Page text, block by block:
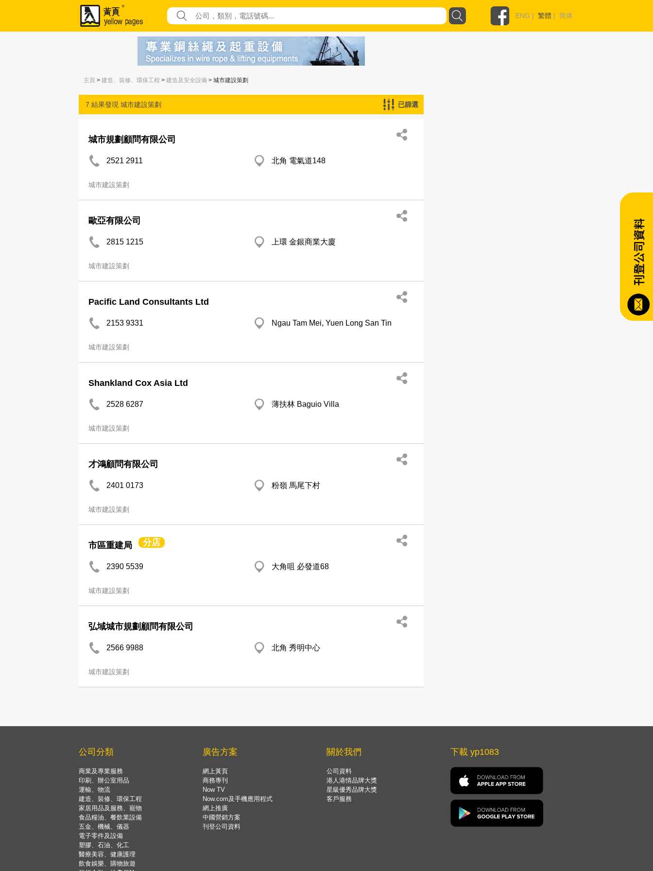
ENG | 繁體 | 简体
主頁 > 建造、裝修、環保工程 > 建造及安全設備 > 城市建設策劃
7 結果發現 城市建設策劃 已篩選
城市規劃顧問有限公司
2521 2911 北角 電氣道148
城市建設策劃
歐亞有限公司
2815 1215 上環 金銀商業大廈
城市建設策劃
Pacific Land Consultants Ltd
2153 9331 Ngau Tam Mei, Yuen Long San Tin
城市建設策劃
Shankland Cox Asia Ltd
2528 6287 薄扶林 Baguio Villa
城市建設策劃
才鴻顧問有限公司
2401 0173 粉嶺 馬尾下村
城市建設策劃
市區重建局 分店
2390 5539 大角咀 必發道68
城市建設策劃
弘域城市規劃顧問有限公司
2566 9988 北角 秀明中心
城市建設策劃
公司分類
商業及專業服務
印刷、辦公室用品
運輸、物流
建造、裝修、環保工程
家居用品及服務、寵物
食品糧油、餐飲業設備
五金、機械、儀器
電子零件及設備
塑膠、石油、化工
醫療美容、健康護理
飲食娛樂、購物旅遊
廣告方案
網上黃頁
商務專刊
Now TV
Now.com及手機應用程式
網上推廣
中國營銷方案
刊登公司資料
關於我們
公司資料
港人港情品牌大獎
星級優秀品牌大獎
客戶服務
下載 yp1083